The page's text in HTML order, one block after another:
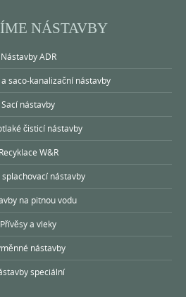
NÁSTAVBY
Nástavby ADR
saco-kanalizační nástavby
Sací nástavby
čisticí nástavby
Recyklace W&R
splachovací nástavby
na pitnou vodu
Přívěsy a vleky
nástavby
speciální